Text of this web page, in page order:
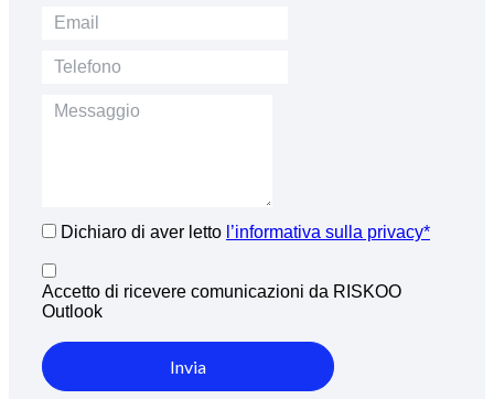
Dichiaro di aver letto l’informativa sulla privacy*
Accetto di ricevere comunicazioni da RISKOO
Outlook
Invia